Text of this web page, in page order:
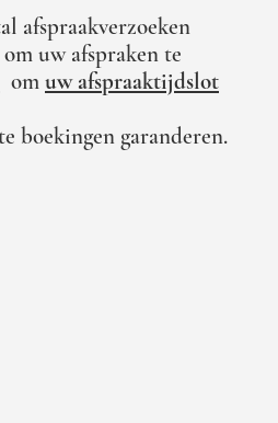
afspraakverzoeken
uw afspraken te
om uw afspraaktijdslot
boekingen garanderen.